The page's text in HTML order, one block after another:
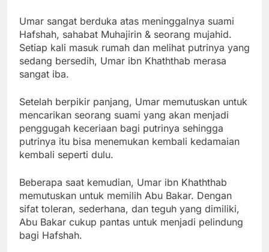
Umar sangat berduka atas meninggalnya suami
Hafshah, sahabat Muhajirin & seorang mujahid.
Setiap kali masuk rumah dan melihat putrinya yang
sedang bersedih, Umar ibn Khaththab merasa
sangat iba.
Setelah berpikir panjang, Umar memutuskan untuk
mencarikan seorang suami yang akan menjadi
penggugah keceriaan bagi putrinya sehingga
putrinya itu bisa menemukan kembali kedamaian
kembali seperti dulu.
Beberapa saat kemudian, Umar ibn Khaththab
memutuskan untuk memilih Abu Bakar. Dengan
sifat toleran, sederhana, dan teguh yang dimiliki,
Abu Bakar cukup pantas untuk menjadi pelindung
bagi Hafshah.